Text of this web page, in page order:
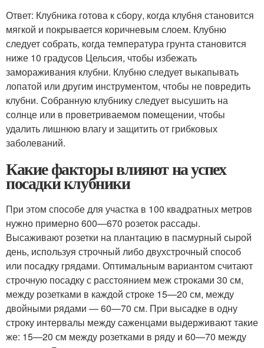
Ответ: Клубника готова к сбору, когда клубня становится
мягкой и покрывается коричневым слоем. Клубню
следует собрать, когда температура грунта становится
ниже 10 градусов Цельсия, чтобы избежать
замораживания клубни. Клубню следует выкапывать
лопатой или другим инструментом, чтобы не повредить
клубни. Собранную клубнику следует высушить на
солнце или в проветриваемом помещении, чтобы
удалить лишнюю влагу и защитить от грибковых
заболеваний.
Какие факторы влияют на успех
посадки клубники
При этом способе для участка в 100 квадратных метров
нужно примерно 600—670 розеток рассады.
Высаживают розетки на плантацию в пасмурный сырой
день, используя строчный либо двухстрочный способ
или посадку грядами. Оптимальным вариантом считают
строчную посадку с расстоянием меж строками 30 см,
между розетками в каждой строке 15—20 см, между
двойными рядами — 60—70 см. При высадке в одну
строку интервалы между саженцами выдерживают такие
же: 15—20 см между розетками в ряду и 60—70 между